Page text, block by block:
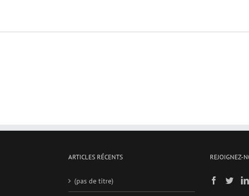
ARTICLES RÉCENTS
(pas de titre)
REJOIGNEZ-